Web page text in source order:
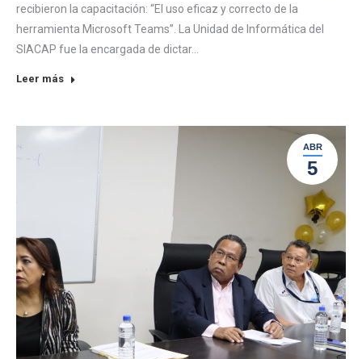
recibieron la capacitación: “El uso eficaz y correcto de la
herramienta Microsoft Teams”. La Unidad de Informática del
SIACAP fue la encargada de dictar…
Leer más
ABR
5